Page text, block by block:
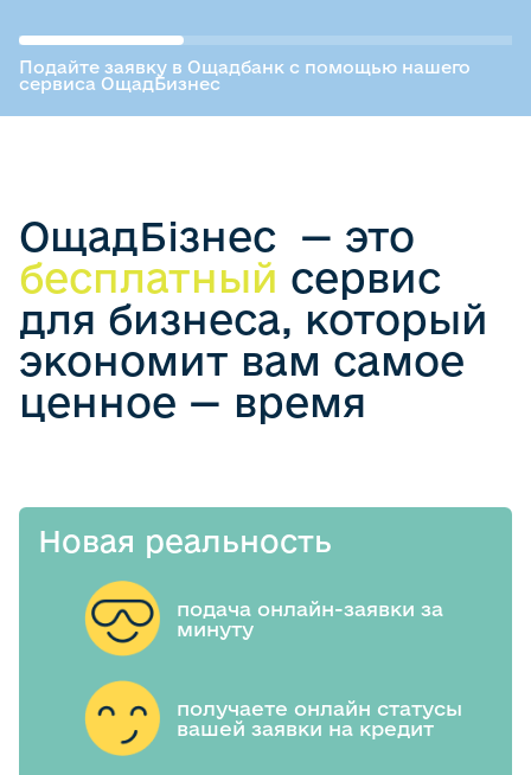
Подайте заявку в Ощадбанк с помощью нашего
сервиса ОщадБизнес
ОщадБізнес — это
бесплатный сервис
для бизнеса, который
экономит вам самое
ценное — время
Новая реальность
подача онлайн-заявки за
минуту
получаете онлайн статусы
вашей заявки на кредит